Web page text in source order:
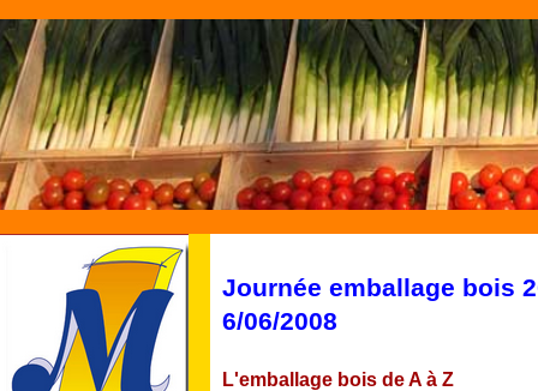
Journée emballage bois
6/06/2008
L'emballage bois de A à Z